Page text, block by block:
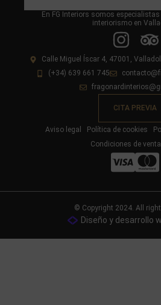
En FG Interiors somos
interiorismo en
Calle Miguel Íscar 4, 47001,
(+34) 639 661 745
CITA PREVIA
Aviso legal Política de cookies
Condiciones de
© Copyright 2024. All
Diseño y desarrollo